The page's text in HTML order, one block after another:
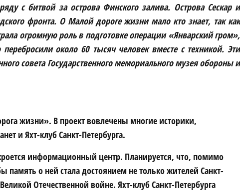
с битвой за острова Финского залива. Острова Сескар и
фронта. О Малой дороге жизни мало кто знает, так как
огромную роль в подготовке операции «Январский гром»,
около 60 тысяч человек вместе с техникой. Эти
совета Государственного мемориального музея обороны и
жизни». В проект вовлечены многие историки,
и Яхт-клуб Санкт-Петербурга.
информационный центр. Планируется, что, помимо
о ней стала достоянием не только жителей Санкт-
Отечественной войне. Яхт-клуб Санкт-Петербурга